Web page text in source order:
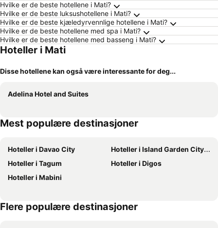
Hvilke er de beste hotellene i Mati?
Hvilke er de beste luksushotellene i Mati?
Hvilke er de beste kjæledyrvennlige hotellene i Mati?
Hvilke er de beste hotellene med spa i Mati?
Hvilke er de beste hotellene med basseng i Mati?
Hoteller i Mati
Disse hotellene kan også være interessante for deg...
Adelina Hotel and Suites
Mest populære destinasjoner
Hoteller i Davao City
Hoteller i Island Garden City of Samal
Hoteller i Tagum
Hoteller i Digos
Hoteller i Mabini
Flere populære destinasjoner